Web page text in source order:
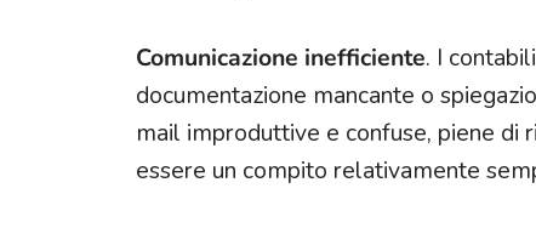
Comunicazione inefficiente. I
documentazione mancante o
mail improduttive e confuse, piene
essere un compito relativamente